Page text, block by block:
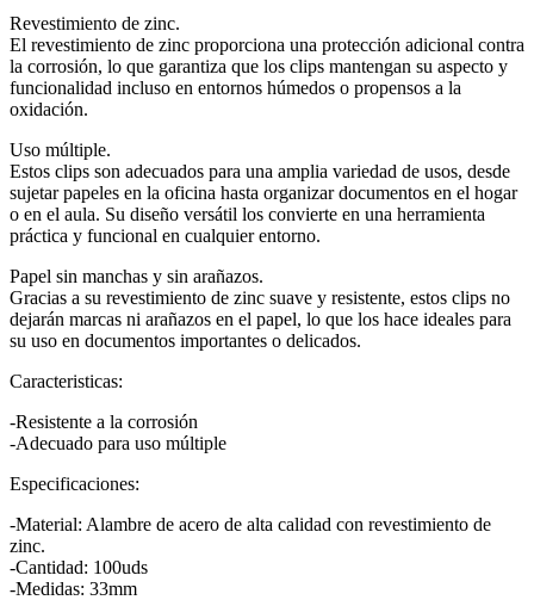
Revestimiento de zinc.
El revestimiento de zinc proporciona una protección adicional contra
la corrosión, lo que garantiza que los clips mantengan su aspecto y
funcionalidad incluso en entornos húmedos o propensos a la
oxidación.
Uso múltiple.
Estos clips son adecuados para una amplia variedad de usos, desde
sujetar papeles en la oficina hasta organizar documentos en el hogar
o en el aula. Su diseño versátil los convierte en una herramienta
práctica y funcional en cualquier entorno.
Papel sin manchas y sin arañazos.
Gracias a su revestimiento de zinc suave y resistente, estos clips no
dejarán marcas ni arañazos en el papel, lo que los hace ideales para
su uso en documentos importantes o delicados.
Caracteristicas:
-Resistente a la corrosión
-Adecuado para uso múltiple
Especificaciones:
-Material: Alambre de acero de alta calidad con revestimiento de
zinc.
-Cantidad: 100uds
-Medidas: 33mm